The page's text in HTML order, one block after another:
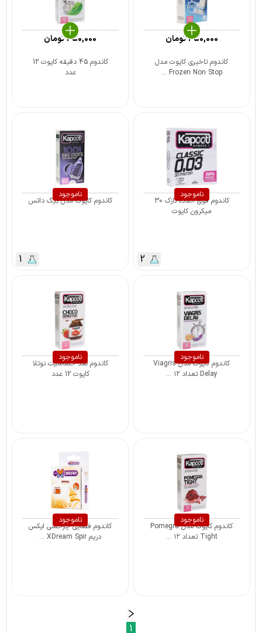
کاندوم تاخیری کاپوت مدل
Frozen Non Stop ...
350,000تومان
کاندوم 45 دقیقه کاپوت 12
عدد
350,000تومان
ناموجود
کاندوم فوق العاده نازک 30
میکرون کاپوت
2
ناموجود
کاندوم کاپوت مدل بیگ داتس
1
ناموجود
کاندوم کاپوت مدل Viagris
Delay تعداد ۱۲ ...
ناموجود
کاندوم ضد حساسیت نوتلا
کاپوت 12 عدد
ناموجود
کاندوم کاپوت مدل Pomegra
Tight تعداد ۱۲ ...
ناموجود
کاندوم فضایی چرخشی ایکس
دریم XDream Spir ...
1